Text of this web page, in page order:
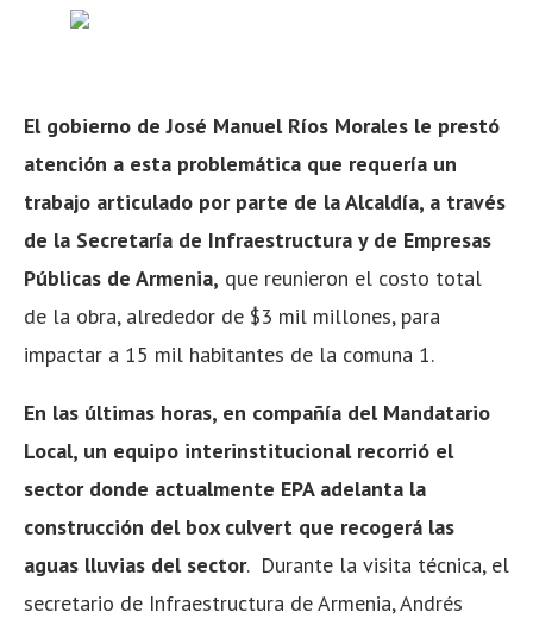
El gobierno de José Manuel Ríos Morales le prestó
atención a esta problemática que requería un
trabajo articulado por parte de la Alcaldía, a través
de la Secretaría de Infraestructura y de Empresas
Públicas de Armenia, que reunieron el costo total
de la obra, alrededor de $3 mil millones, para
impactar a 15 mil habitantes de la comuna 1.
En las últimas horas, en compañía del Mandatario
Local, un equipo interinstitucional recorrió el
sector donde actualmente EPA adelanta la
construcción del box culvert que recogerá las
aguas lluvias del sector. Durante la visita técnica, el
secretario de Infraestructura de Armenia, Andrés